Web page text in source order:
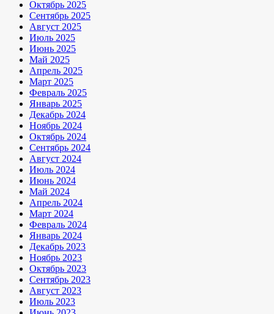
Октябрь 2025
Сентябрь 2025
Август 2025
Июль 2025
Июнь 2025
Май 2025
Апрель 2025
Март 2025
Февраль 2025
Январь 2025
Декабрь 2024
Ноябрь 2024
Октябрь 2024
Сентябрь 2024
Август 2024
Июль 2024
Июнь 2024
Май 2024
Апрель 2024
Март 2024
Февраль 2024
Январь 2024
Декабрь 2023
Ноябрь 2023
Октябрь 2023
Сентябрь 2023
Август 2023
Июль 2023